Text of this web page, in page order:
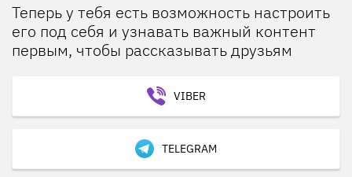
Теперь у тебя есть возможность настроить
его под себя и узнавать важный контент
первым, чтобы рассказывать друзьям
VIBER
TELEGRAM